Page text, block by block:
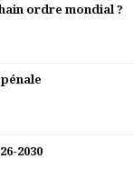
ordre mondial ?
2030